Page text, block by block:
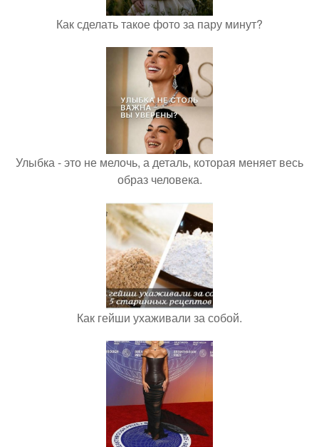
Как сделать такое фото за пару минут?
Улыбка - это не мелочь, а деталь, которая меняет весь
образ человека.
Как гейши ухаживали за собой.